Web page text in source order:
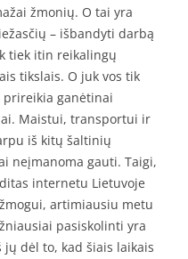
žmonių. O tai yra
– išbandyti darbą
tiek itin reikalingų
tikslais. O juk vos tik
prireikia ganėtinai
Maistui, transportui ir
iš kitų šaltinių
neįmanoma gauti. Taigi,
internetu Lietuvoje
artimiausiu metu
pasiskolinti yra
dėl to, kad šiais laikais